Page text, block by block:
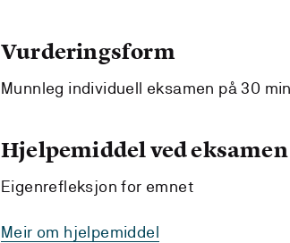
Vurderingsform
Munnleg individuell eksamen på 30
Hjelpemiddel ved eksamen
Eigenrefleksjon for emnet
Meir om hjelpemiddel